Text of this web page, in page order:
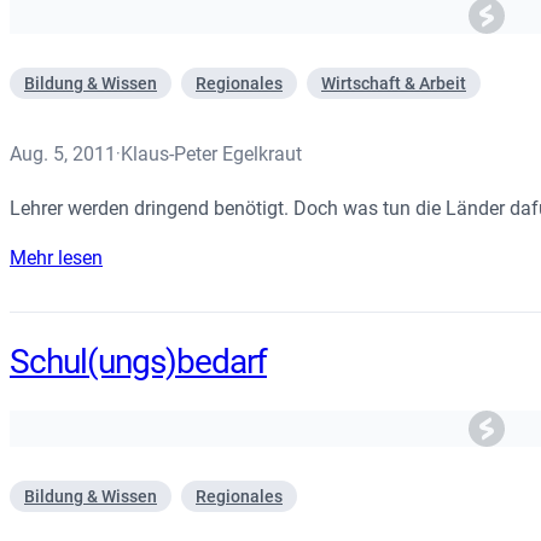
Bildung & Wissen Regionales Wirtschaft & Arbeit
Aug. 5, 2011 ·Klaus-Peter Egelkraut
Lehrer werden dringend benötigt. Doch was tun die Länder
Mehr lesen
Schul(ungs)bedarf
Bildung & Wissen Regionales